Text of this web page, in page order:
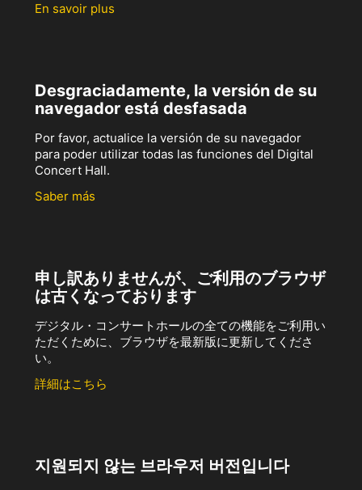
En savoir plus
Desgraciadamente, la versión de su
navegador está desfasada
Por favor, actualice la versión de su navegador
para poder utilizar todas las funciones del Digital
Concert Hall.
Saber más
申し訳ありませんが、ご利用のブラウザ
は古くなっております
デジタル・コンサートホールの全ての機能をご利用い
ただくために、ブラウザを最新版に更新してくださ
い。
詳細はこちら
지원되지 않는 브라우저 버전입니다